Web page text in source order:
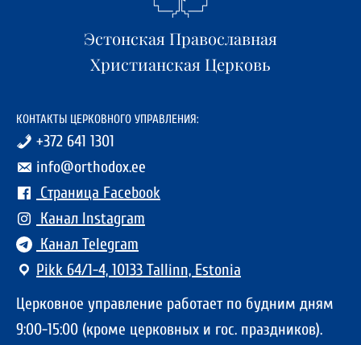
Эстонская Православная
Христианская Церковь
КОНТАКТЫ ЦЕРКОВНОГО УПРАВЛЕНИЯ:
+372 641 1301
info@orthodox.ee
Страница Facebook
Канал Instagram
Канал Telegram
Pikk 64/1-4, 10133 Tallinn, Estonia
Церковное управление работает по будним дням
9:00-15:00 (кроме церковных и гос. праздников).